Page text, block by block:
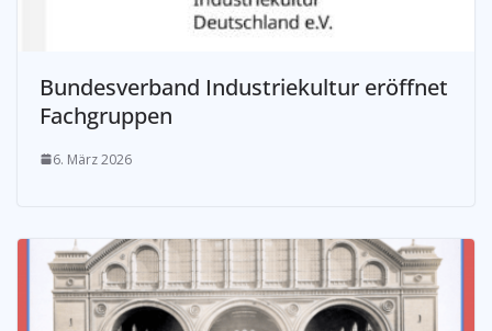
Bundesverband Industriekultur eröffnet
Fachgruppen
6. März 2026